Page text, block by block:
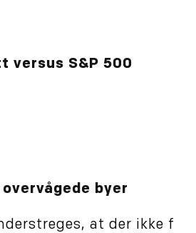
versus S&P 500
byer
at der ikke f